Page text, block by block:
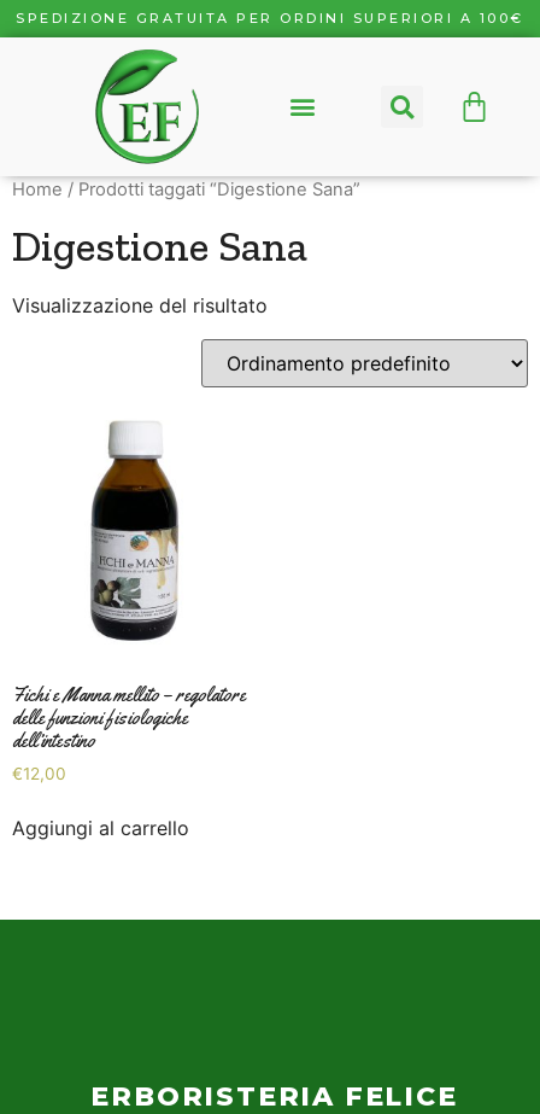
SPEDIZIONE GRATUITA PER ORDINI SUPERIORI A 100€
Home / Prodotti taggati “Digestione Sana”
Digestione Sana
Visualizzazione del risultato
Fichi e Manna mellito – regolatore
delle funzioni fisiologiche
dell’intestino
€12,00
Aggiungi al carrello
ERBORISTERIA FELICE